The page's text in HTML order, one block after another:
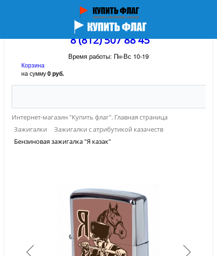
8 (812) 507 88 45
Время работы: Пн-Вс 10-19
Корзина
на сумму0 руб.
Интернет-магазин "Купить флаг". Главная страница
Зажигалки
Зажигалки с атрибутикой казачеств
Бензиновая зажигалка "Я казак"